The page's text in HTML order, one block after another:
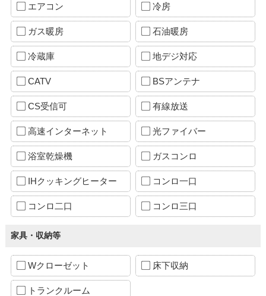
エアコン 冷房
ガス暖房 石油暖房
冷蔵庫 地デジ対応
CATV BSアンテナ
CS受信可 有線放送
高速インターネット 光ファイバー
浴室乾燥機 ガスコンロ
IHクッキングヒーター コンロ一口
コンロ二口 コンロ三口
家具・収納等
Wクローゼット 床下収納
トランクルーム